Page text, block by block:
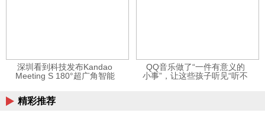
深圳看到科技发布Kandao
Meeting S 180°超广角智能
QQ音乐做了“一件有意义的
小事”，让这些孩子听见“听不
精彩推荐